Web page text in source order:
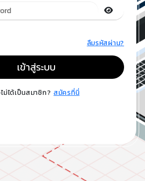
ลืมรหัสผ่าน?
เข้าสู่ระบบ
ม่ได้เป็นสมาชิก? สมัครที่นี่